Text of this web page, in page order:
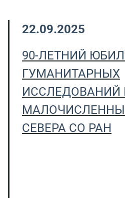
22.09.2025
90-ЛЕТНИЙ
ГУМАНИТАРНЫХ
ИССЛЕДОВАНИЙ
СЕВЕРА СО РАН